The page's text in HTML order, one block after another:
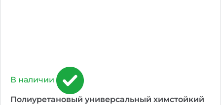
В наличии
Полиуретановый универсальный химстойкий